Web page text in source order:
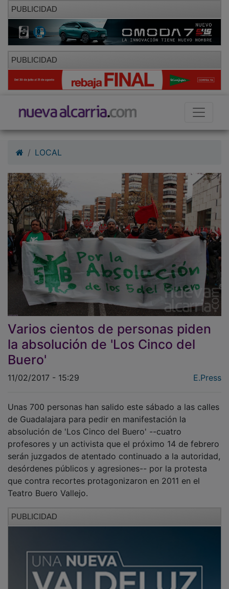
PUBLICIDAD
PUBLICIDAD
Varios cientos de personas piden
la absolución de 'Los Cinco del
Buero'
de Guadalajara para pedir en manifestación la
absolución de 'Los Cinco del Buero' --cuatro
profesores y un activista que el próximo 14 de febrero
serán juzgados de atentado continuado a la autoridad,
desórdenes públicos y agresiones-- por la protesta
que contra recortes protagonizaron en 2011 en el
Teatro Buero Vallejo.